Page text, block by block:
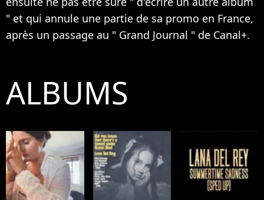
" et qui annule une partie de sa promo en France,
après un passage au " Grand Journal " de Canal+.
ALBUMS